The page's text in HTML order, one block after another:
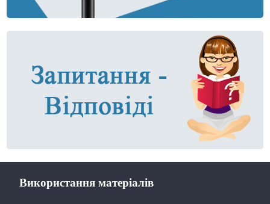
Використання матеріалів